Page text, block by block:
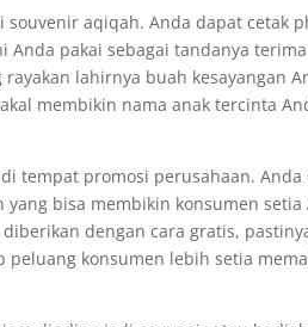
aqiqah. Anda dapat cetak
pakai sebagai tandanya
lahirnya buah kesayangan
membikin nama anak tercinta
tempat promosi perusahaan.
bisa membikin konsumen
dengan cara gratis,
konsumen lebih setia